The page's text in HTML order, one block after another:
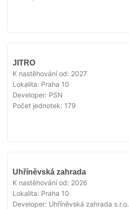
JITRO
K nastěhování od: 2027
Lokalita: Praha 10
Developer: PSN
Počet jednotek: 179
Uhříněvská zahrada
K nastěhování od: 2026
Lokalita: Praha 10
Developer: Uhříněvská zahrada s.r.o.